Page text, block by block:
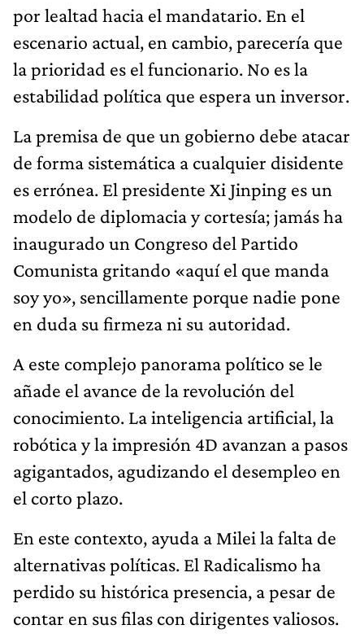
por lealtad hacia el mandatario. En el
escenario actual, en cambio, parecería que
la prioridad es el funcionario. No es la
estabilidad política que espera un inversor.
La premisa de que un gobierno debe atacar
de forma sistemática a cualquier disidente
es errónea. El presidente Xi Jinping es un
modelo de diplomacia y cortesía; jamás ha
inaugurado un Congreso del Partido
Comunista gritando «aquí el que manda
soy yo», sencillamente porque nadie pone
en duda su firmeza ni su autoridad.
A este complejo panorama político se le
añade el avance de la revolución del
conocimiento. La inteligencia artificial, la
robótica y la impresión 4D avanzan a pasos
agigantados, agudizando el desempleo en
el corto plazo.
En este contexto, ayuda a Milei la falta de
alternativas políticas. El Radicalismo ha
perdido su histórica presencia, a pesar de
contar en sus filas con dirigentes valiosos.